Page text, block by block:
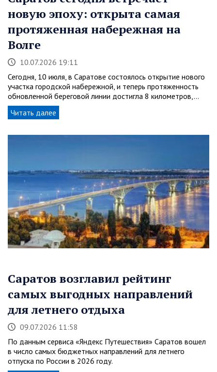
новую эпоху: открыта самая
протяженная набережная на
Волге
10.07.2026 19:11
Сегодня, 10 июля, в Саратове состоялось открытие нового
участка городской набережной, и теперь протяженность
обновленной береговой линии достигла 8 километров,…
Читать далее
Саратов возглавил рейтинг
самых выгодных направлений
для летнего отдыха
09.07.2026 11:58
По данным сервиса «Яндекс Путешествия» Саратов вошел
в число самых бюджетных направлений для летнего
отпуска по России в 2026 году.